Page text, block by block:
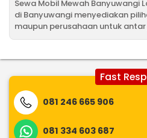
Sewa Mobil Mewah Banyuwangi
di Banyuwangi menyediakan
maupun perusahaan untuk
Fast
081 246 665 906
081 334 603 687